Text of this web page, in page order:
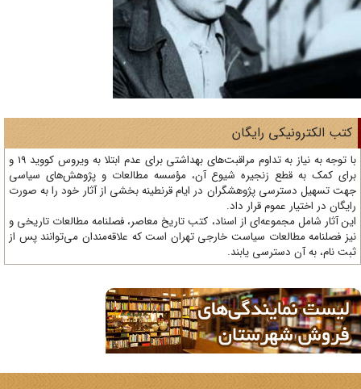
الکترونیکی رایگان
با توجه به نیاز به تداوم مراقبت‌های بهداشتی برای عدم ابتلا به ویروس کووید 19 و
کمک به قطع زنجیره شیوع آن، مؤسسه مطالعات و پژوهش‌های سیاسی
تسهیل دسترسی پژوهشگران در ایام قرنطینه بخشی از آثار خود را به صورت
در اختیار عموم قرار داد.
آثار شامل مجموعه‌ای از اسناد، کتب تاریخ معاصر، فصلنامه‌ مطالعات تاریخی و
فصلنامه مطالعات سیاست خارجی تهران است که علاقه‌مندان می‌توانند پس از
نام، به آن دسترسی یابند.